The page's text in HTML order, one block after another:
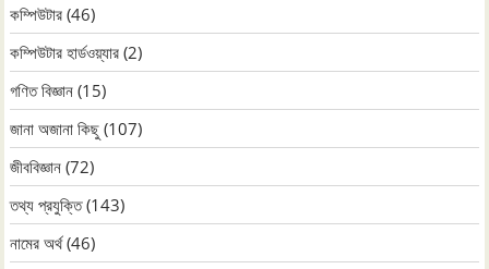
কম্পিউটার (46)
কম্পিউটার হার্ডওয়্যার (2)
গণিত বিজ্ঞান (15)
জানা অজানা কিছু (107)
জীববিজ্ঞান (72)
তথ্য প্রযুক্তি(143)
নামের অর্থ(46)